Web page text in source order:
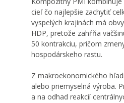
cieľ čo najlepšie zachytiť
vyspelých krajinách má
HDP, pretože zahŕňa
50 kontrakciu, pričom
hospodárskeho rastu.
Z makroekonomického
alebo priemyselná výroba.
a na odhad reakcií